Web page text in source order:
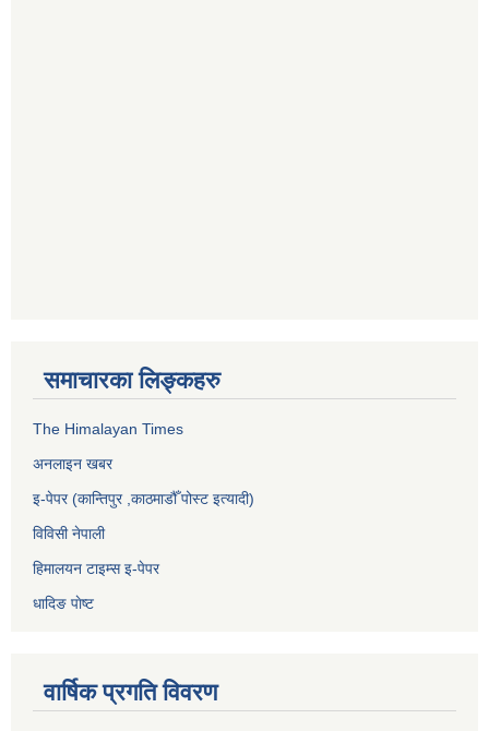
समाचारका लिङ्कहरु
The Himalayan Times
अनलाइन खबर
इ-पेपर (कान्तिपुर ,काठमाडौँ पोस्ट इत्यादी)
विविसी नेपाली
हिमालयन टाइम्स इ-पेपर
धादिङ पाेष्ट
वार्षिक प्रगति विवरण